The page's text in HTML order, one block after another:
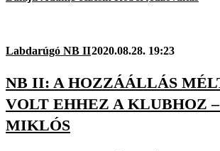
Labdarúgó NB II2020.08.28. 19:23
NB II: A HOZZÁÁLLÁS
VOLT EHHEZ A KLUBHOZ
MIKLÓS